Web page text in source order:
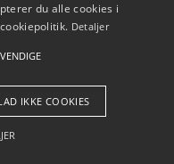
kan ændre
Aps
du alle cookies i
Detaljer
IKKE COOKIES